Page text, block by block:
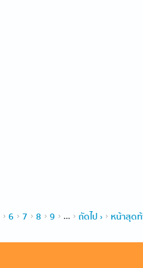
6 7 8 9 … ถัดไป › หน้าสุด